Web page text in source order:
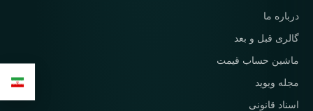
درباره ما
گالری قبل و بعد
ماشین حساب قیمت
مجله ویوید
اسناد قانونی